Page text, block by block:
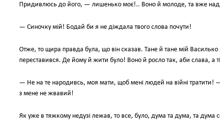
Придивлюсь до його, — лишенько моє!.. Воно й молоде, та вже
— Синочку мій! Бодай би я не діждала твого слова почути!
Отже, то щира правда була, що він сказав. Тане й тане мій
переставився. Де йому й жити було! Воно й росло так, аби слава, а
— Не на те народивсь, моя мати, щоб мені людей на війні
з мене не жвавий!
Як уже в тяжкому недузі лежав, то все, було, дума та дума, та дума